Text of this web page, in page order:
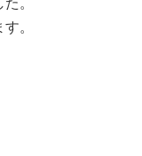
。
。